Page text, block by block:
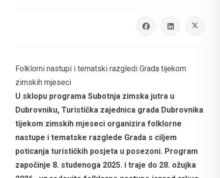
Folklorni nastupi i tematski razgledi Grada tijekom
zimskih mjeseci
U sklopu programa Subotnja zimska jutra u
Dubrovniku, Turistička zajednica grada Dubrovnika
tijekom zimskih mjeseci organizira folklorne
nastupe i tematske razglede Grada s ciljem
poticanja turističkih posjeta u posezoni. Program
započinje 8. studenoga 2025. i traje do 28. ožujka